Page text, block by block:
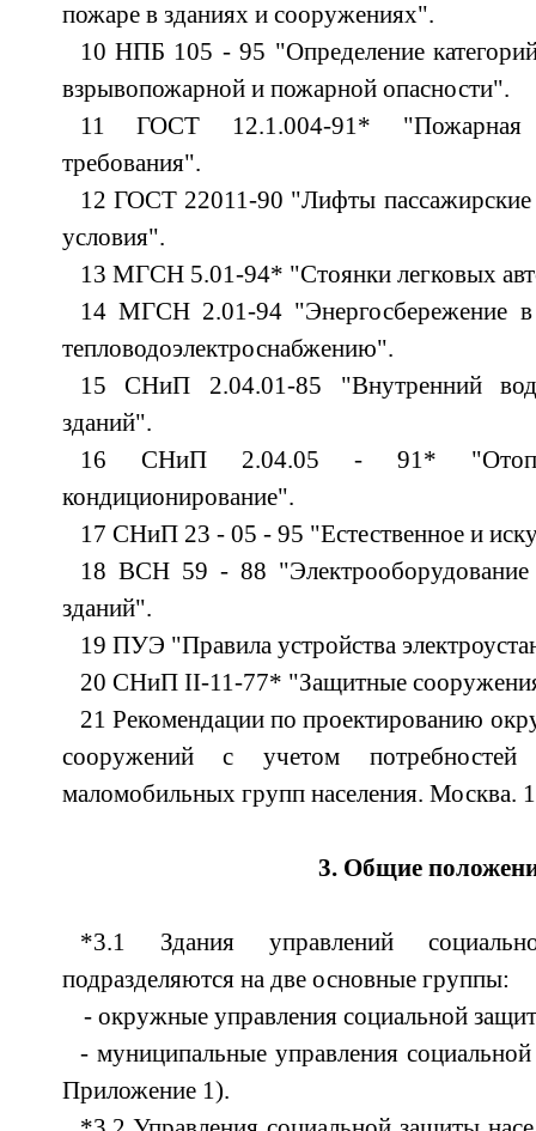
пожаре в зданиях и сооружениях".
10 НПБ 105 - 95 "Определение
взрывопожарной и пожарной опасности".
11 ГОСТ 12.1.004-91* "Пожарная
требования".
12 ГОСТ 22011-90 "Лифты пассажирские
условия".
13 МГСН 5.01-94* "Стоянки легковых
14 МГСН 2.01-94 "Энергосбережение
тепловодоэлектроснабжению".
15 СНиП 2.04.01-85 "Внутренний
зданий".
16 СНиП 2.04.05 - 91*
кондиционирование".
17 СНиП 23 - 05 - 95 "Естественное и
18 ВСН 59 - 88
зданий".
19 ПУЭ "Правила устройства
20 СНиП II-11-77* "Защитные
21 Рекомендации по проектированию
сооружений с учетом
маломобильных групп населения. Москва.
3. Общие
*3.1 Здания управлений
подразделяются на две основные группы:
- окружные управления социальной
- муниципальные управления
Приложение 1).